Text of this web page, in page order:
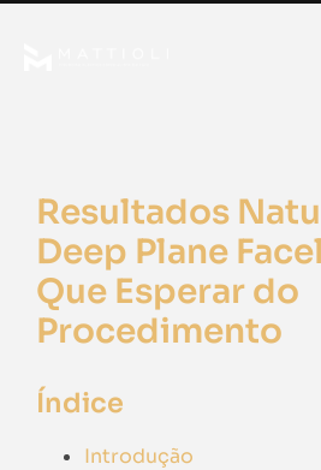
Resultados
Deep Plane
Que Esperar do
Procedimento
Índice
Introdução